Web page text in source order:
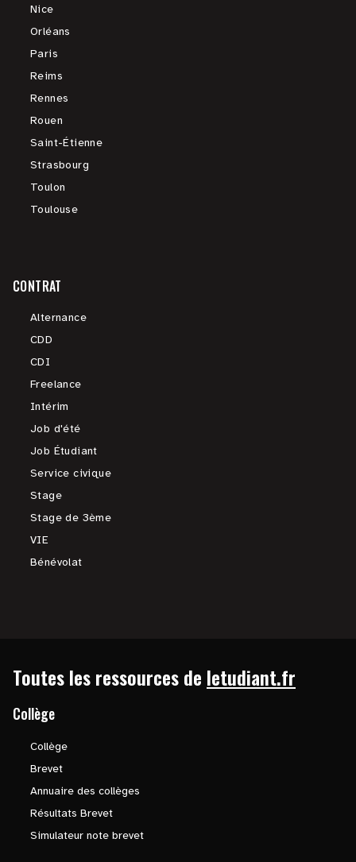
Nice
Orléans
Paris
Reims
Rennes
Rouen
Saint-Étienne
Strasbourg
Toulon
Toulouse
CONTRAT
Alternance
CDD
CDI
Freelance
Intérim
Job d'été
Job Étudiant
Service civique
Stage
Stage de 3ème
VIE
Bénévolat
Toutes les ressources de letudiant.fr
Collège
Collège
Brevet
Annuaire des collèges
Résultats Brevet
Simulateur note brevet